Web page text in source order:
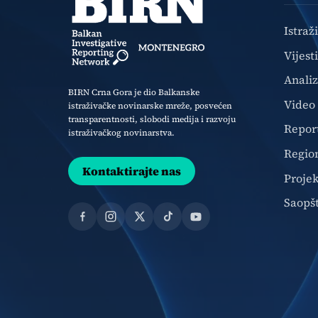
BIRN Crna Gora je dio Balkanske
istraživačke novinarske mreže, posvećen
transparentnosti, slobodi medija i razvoju
istraživačkog novinarstva.
Kontaktirajte nas
Facebook
Instagram
X TikTokYouTube
Vijesti
Video